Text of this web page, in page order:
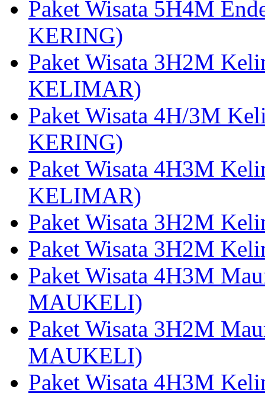
Paket Wisata 5H4M
KERING)
Paket Wisata 3H2M
KELIMAR)
Paket Wisata 4H/3M
KERING)
Paket Wisata 4H3M
KELIMAR)
Paket Wisata 3H2M
Paket Wisata 3H2M
Paket Wisata 4H3M
MAUKELI)
Paket Wisata 3H2M
MAUKELI)
Paket Wisata 4H3M